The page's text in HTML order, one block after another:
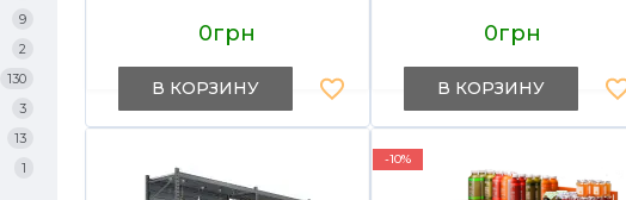
9
2
130
3
13
1
0грн
В КОРЗИНУ
0грн
В КОРЗИНУ
-10%